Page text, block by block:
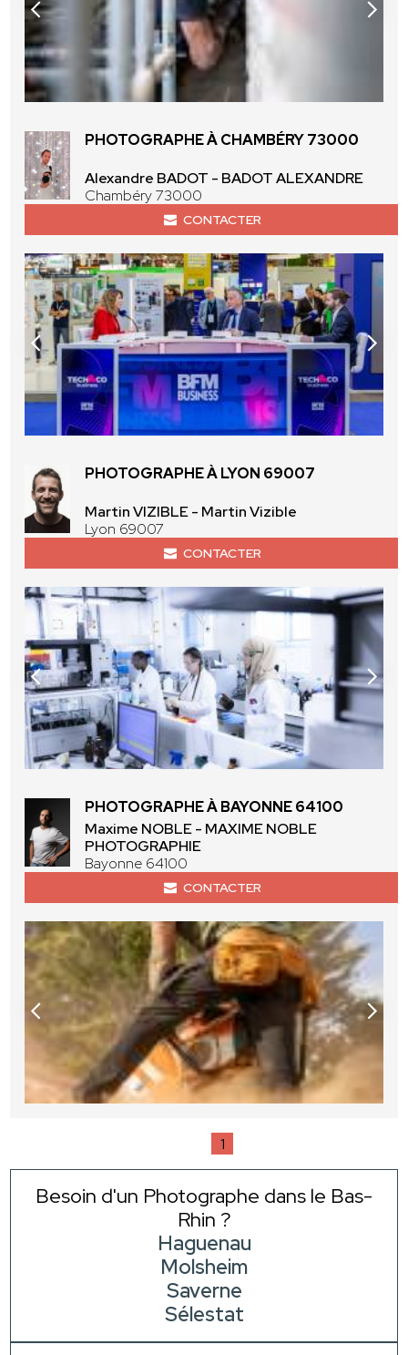
PHOTOGRAPHE À CHAMBÉRY 73000
Alexandre BADOT - BADOT ALEXANDRE
Chambéry 73000
CONTACTER
PHOTOGRAPHE À LYON 69007
Martin VIZIBLE - Martin Vizible
Lyon 69007
CONTACTER
PHOTOGRAPHE À BAYONNE 64100
Maxime NOBLE - MAXIME NOBLE
PHOTOGRAPHIE
Bayonne 64100
CONTACTER
1
Besoin d'un Photographe dans le Bas-
Rhin ?
Haguenau
Molsheim
Saverne
Sélestat